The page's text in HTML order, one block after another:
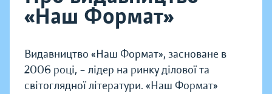
«Наш Формат»
Видавництво «Наш Формат», засноване в
2006 році, – лідер на ринку ділової та
світоглядної літератури. «Наш Формат»